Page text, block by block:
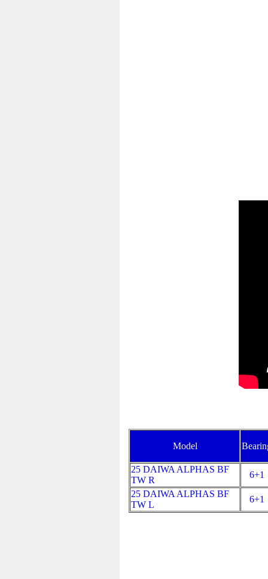
Model
25 DAIWA ALPHAS BF
TW R
6+1
25 DAIWA ALPHAS BF
TW L
6+1